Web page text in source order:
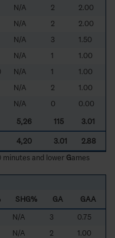
N/A 2
2.00
N/A 2
2.00
N/A 3
1.50
N/A 1
1.00
N/A 1
1.00
N/A 2
1.00
N/A 0 0.00
5,26 115 3.01
4,20 3.01
2.88
and lower Games
SHG% GA
GAA
N/A 3
0.75
N/A 2
1.00